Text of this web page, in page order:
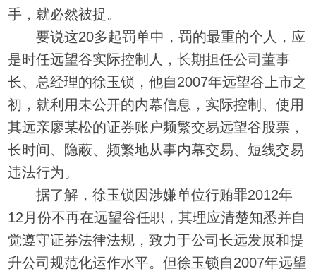
手，就必然被捉。
要说这20多起罚单中，罚的最重的个人，应
是时任远望谷实际控制人，长期担任公司董事
长、总经理的徐玉锁，他自2007年远望谷上市之
初，就利用未公开的内幕信息，实际控制、使用
其远亲廖某松的证券账户频繁交易远望谷股票，
长时间、隐蔽、频繁地从事内幕交易、短线交易
违法行为。
据了解，徐玉锁因涉嫌单位行贿罪2012年
12月份不再在远望谷任职，其理应清楚知悉并自
觉遵守证券法律法规，致力于公司长远发展和提
升公司规范化运作水平。但徐玉锁自2007年远望